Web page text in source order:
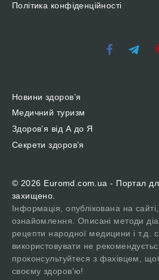
Політика конфіденційності
Новини здоров’я
Медичний туризм
Здоров’я від А до Я
Секрети здоров’я
© 2026 Euromd.com.ua - Портал для
захищено.
Інформація, опублікована на
ознайомлення. Описані методи
рецепти народної медицини і т.д.
використовувати не
проконсультуйтеся з фахівцем,
своєму здоров'ю!